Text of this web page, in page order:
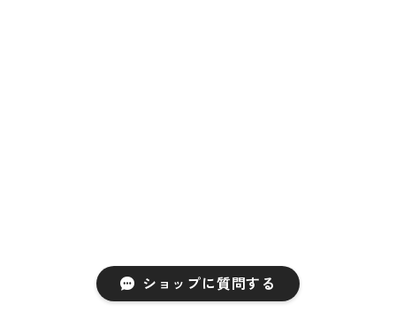
ショップに質問する